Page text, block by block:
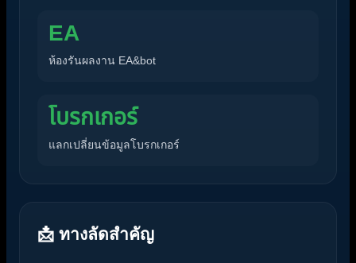
EA
ห้องรันผลงาน EA&bot
โบรกเกอร์
แลกเปลี่ยนข้อมูลโบรกเกอร์
📩 ทางลัดสำคัญ